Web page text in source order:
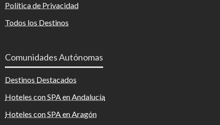
Política de Privacidad
Todos los Destinos
Comunidades Autónomas
Destinos Destacados
Hoteles con SPA en Andalucía
Hoteles con SPA en Aragón